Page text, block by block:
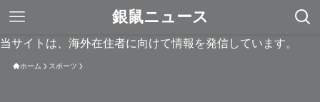
銀鼠ニュース
当サイトは、海外在住者に向けて情報を発信しています。
ホーム スポーツ